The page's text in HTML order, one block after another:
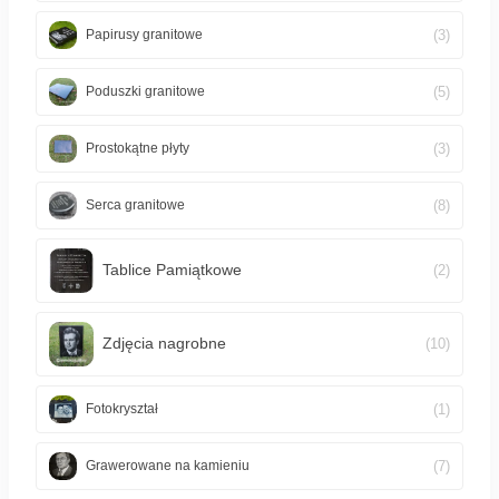
Papirusy granitowe (3)
Poduszki granitowe (5)
Prostokątne płyty (3)
Serca granitowe (8)
Tablice Pamiątkowe (2)
Zdjęcia nagrobne (10)
Fotokryształ (1)
Grawerowane na kamieniu (7)